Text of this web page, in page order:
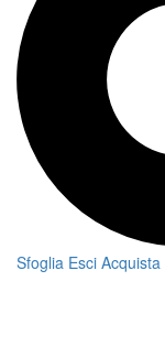
Sfoglia Esci Acquista